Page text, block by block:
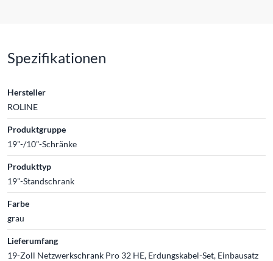
Spezifikationen
Hersteller
ROLINE
Produktgruppe
19"-/10"-Schränke
Produkttyp
19"-Standschrank
Farbe
grau
Lieferumfang
19-Zoll Netzwerkschrank Pro 32 HE, Erdungskabel-Set, Einbausatz